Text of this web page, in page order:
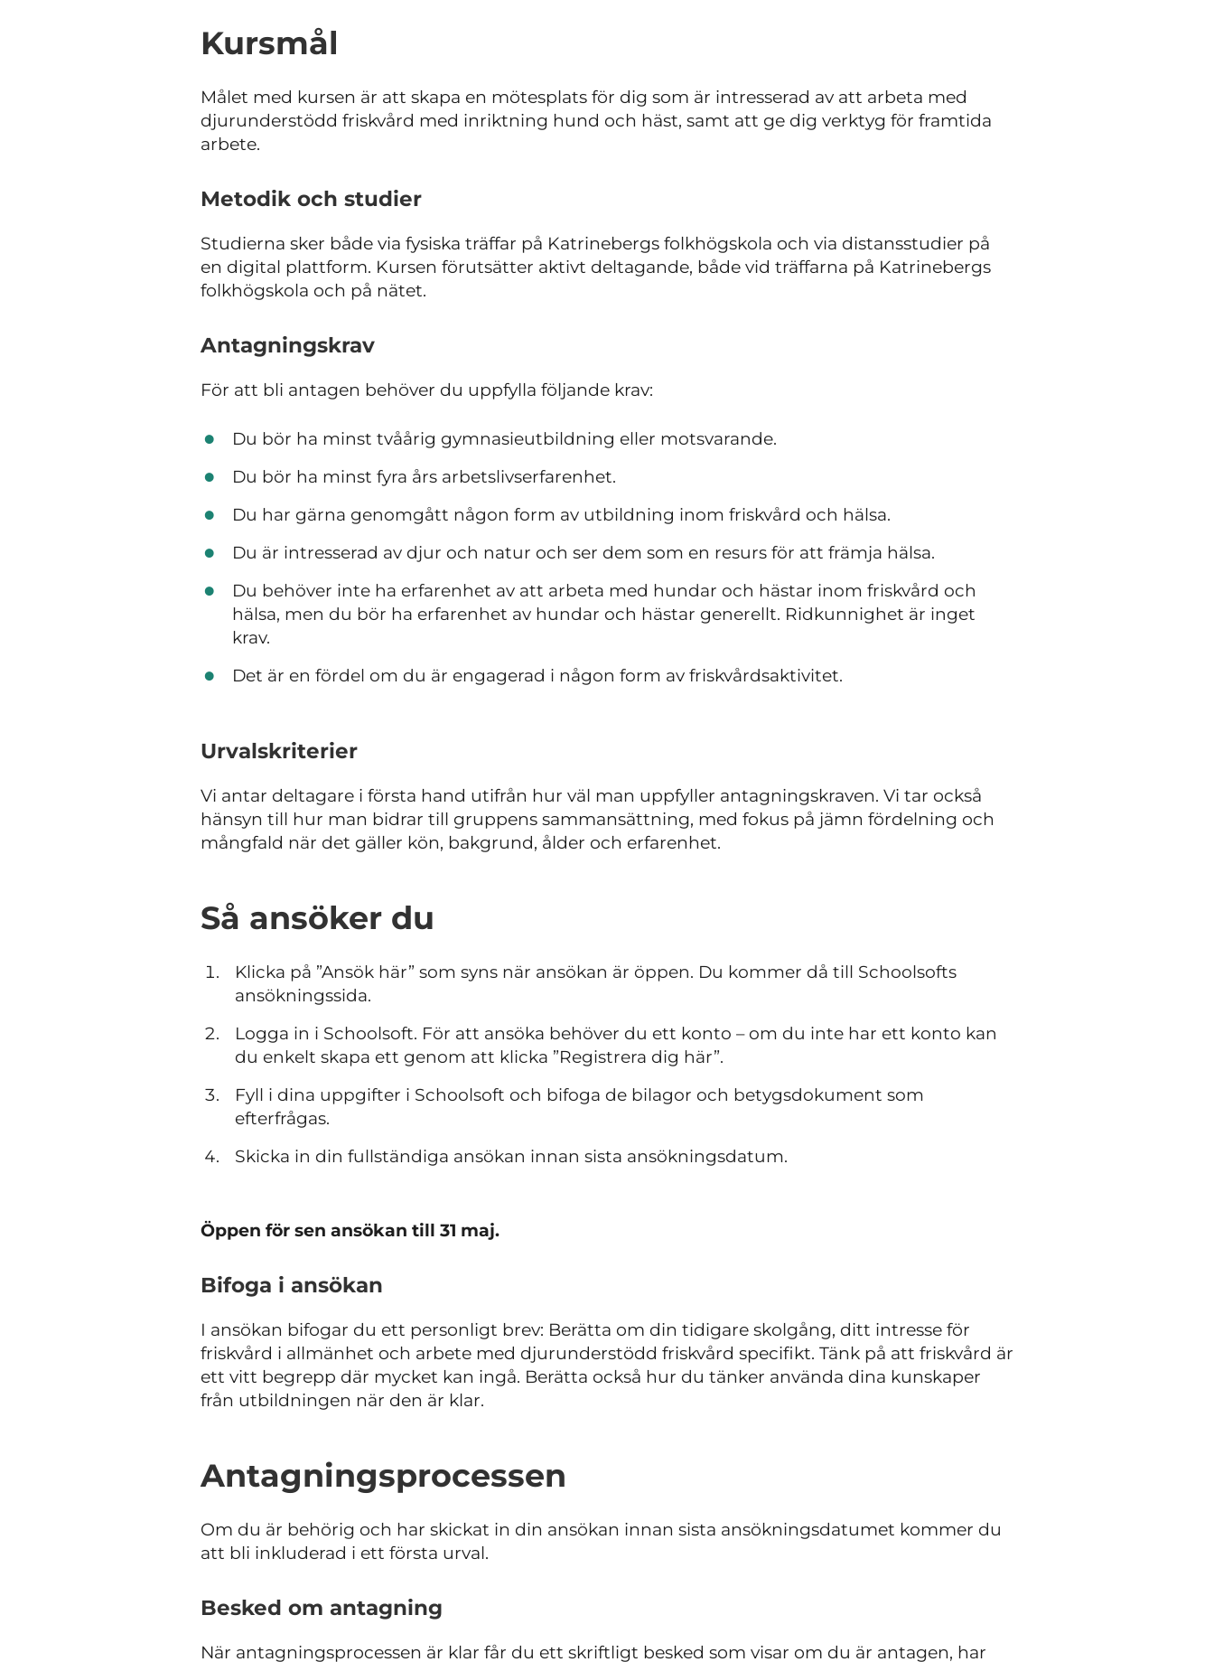
Kursmål
Målet med kursen är att skapa en mötesplats för dig som är intresserad av att arbeta med
djurunderstödd friskvård med inriktning hund och häst, samt att ge dig verktyg för framtida
arbete.
Metodik och studier
Studierna sker både via fysiska träffar på Katrinebergs folkhögskola och via distansstudier på
en digital plattform. Kursen förutsätter aktivt deltagande, både vid träffarna på Katrinebergs
folkhögskola och på nätet.
Antagningskrav
För att bli antagen behöver du uppfylla följande krav:
Du bör ha minst tvåårig gymnasieutbildning eller motsvarande.
Du bör ha minst fyra års arbetslivserfarenhet.
Du har gärna genomgått någon form av utbildning inom friskvård och hälsa.
Du är intresserad av djur och natur och ser dem som en resurs för att främja hälsa.
Du behöver inte ha erfarenhet av att arbeta med hundar och hästar inom friskvård och
hälsa, men du bör ha erfarenhet av hundar och hästar generellt. Ridkunnighet är inget
krav.
Det är en fördel om du är engagerad i någon form av friskvårdsaktivitet.
Urvalskriterier
Vi antar deltagare i första hand utifrån hur väl man uppfyller antagningskraven. Vi tar också
hänsyn till hur man bidrar till gruppens sammansättning, med fokus på jämn fördelning och
mångfald när det gäller kön, bakgrund, ålder och erfarenhet.
Så ansöker du
Klicka på ”Ansök här” som syns när ansökan är öppen. Du kommer då till Schoolsofts
ansökningssida.
Logga in i Schoolsoft. För att ansöka behöver du ett konto – om du inte har ett konto kan
du enkelt skapa ett genom att klicka ”Registrera dig här”.
Fyll i dina uppgifter i Schoolsoft och bifoga de bilagor och betygsdokument som
efterfrågas.
Skicka in din fullständiga ansökan innan sista ansökningsdatum.
Öppen för sen ansökan till 31 maj.
Bifoga i ansökan
I ansökan bifogar du ett personligt brev: Berätta om din tidigare skolgång, ditt intresse för
friskvård i allmänhet och arbete med djurunderstödd friskvård specifikt. Tänk på att friskvård är
ett vitt begrepp där mycket kan ingå. Berätta också hur du tänker använda dina kunskaper
från utbildningen när den är klar.
Antagningsprocessen
Om du är behörig och har skickat in din ansökan innan sista ansökningsdatumet kommer du
att bli inkluderad i ett första urval.
Besked om antagning
När antagningsprocessen är klar får du ett skriftligt besked som visar om du är antagen, har